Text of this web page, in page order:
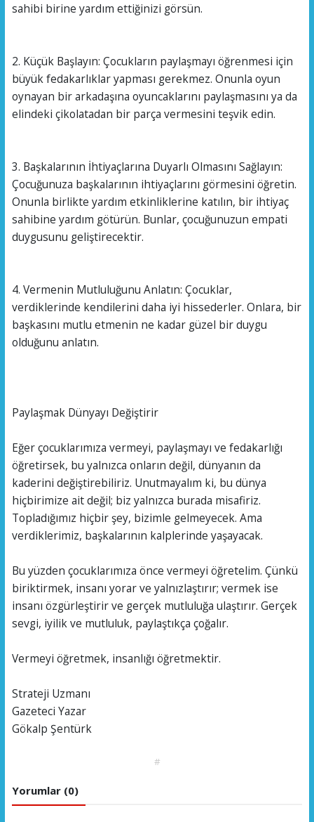
sahibi birine yardım ettiğinizi görsün.
2. Küçük Başlayın: Çocukların paylaşmayı öğrenmesi için
büyük fedakarlıklar yapması gerekmez. Onunla oyun
oynayan bir arkadaşına oyuncaklarını paylaşmasını ya da
elindeki çikolatadan bir parça vermesini teşvik edin.
3. Başkalarının İhtiyaçlarına Duyarlı Olmasını Sağlayın:
Çocuğunuza başkalarının ihtiyaçlarını görmesini öğretin.
Onunla birlikte yardım etkinliklerine katılın, bir ihtiyaç
sahibine yardım götürün. Bunlar, çocuğunuzun empati
duygusunu geliştirecektir.
4. Vermenin Mutluluğunu Anlatın: Çocuklar,
verdiklerinde kendilerini daha iyi hissederler. Onlara, bir
başkasını mutlu etmenin ne kadar güzel bir duygu
olduğunu anlatın.
Paylaşmak Dünyayı Değiştirir
Eğer çocuklarımıza vermeyi, paylaşmayı ve fedakarlığı
öğretirsek, bu yalnızca onların değil, dünyanın da
kaderini değiştirebiliriz. Unutmayalım ki, bu dünya
hiçbirimize ait değil; biz yalnızca burada misafiriz.
Topladığımız hiçbir şey, bizimle gelmeyecek. Ama
verdiklerimiz, başkalarının kalplerinde yaşayacak.
Bu yüzden çocuklarımıza önce vermeyi öğretelim. Çünkü
biriktirmek, insanı yorar ve yalnızlaştırır; vermek ise
insanı özgürleştirir ve gerçek mutluluğa ulaştırır. Gerçek
sevgi, iyilik ve mutluluk, paylaştıkça çoğalır.
Vermeyi öğretmek, insanlığı öğretmektir.
Strateji Uzmanı
Gazeteci Yazar
Gökalp Şentürk
#
Yorumlar (0)